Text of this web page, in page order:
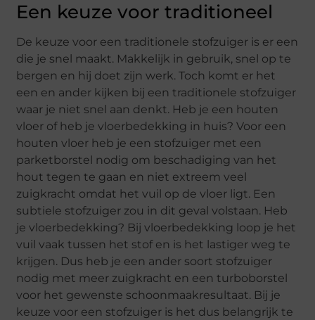
Een keuze voor traditioneel
De keuze voor een traditionele stofzuiger is er een
die je snel maakt. Makkelijk in gebruik, snel op te
bergen en hij doet zijn werk. Toch komt er het
een en ander kijken bij een traditionele stofzuiger
waar je niet snel aan denkt. Heb je een houten
vloer of heb je vloerbedekking in huis? Voor een
houten vloer heb je een stofzuiger met een
parketborstel nodig om beschadiging van het
hout tegen te gaan en niet extreem veel
zuigkracht omdat het vuil op de vloer ligt. Een
subtiele stofzuiger zou in dit geval volstaan. Heb
je vloerbedekking? Bij vloerbedekking loop je het
vuil vaak tussen het stof en is het lastiger weg te
krijgen. Dus heb je een ander soort stofzuiger
nodig met meer zuigkracht en een turboborstel
voor het gewenste schoonmaakresultaat. Bij je
keuze voor een stofzuiger is het dus belangrijk te